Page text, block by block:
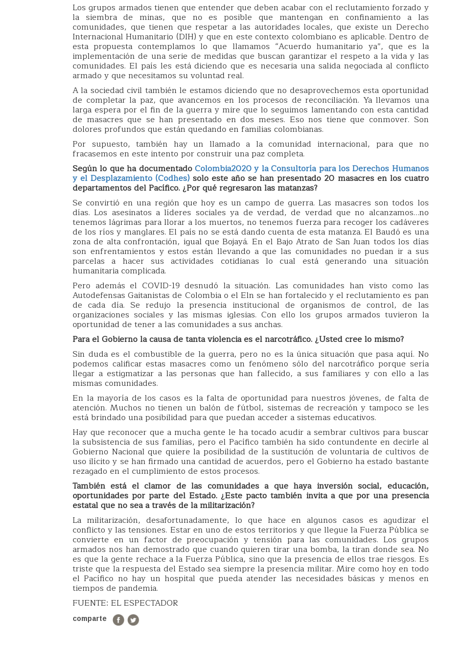
Los grupos armados tienen que entender que deben acabar con el reclutamiento forzado y
la siembra de minas, que no es posible que mantengan en confinamiento a las
comunidades, que tienen que respetar a las autoridades locales, que existe un Derecho
Internacional Humanitario (DIH) y que en este contexto colombiano es aplicable. Dentro de
esta propuesta contemplamos lo que llamamos “Acuerdo humanitario ya”, que es la
implementación de una serie de medidas que buscan garantizar el respeto a la vida y las
comunidades. El país les está diciendo que es necesaria una salida negociada al conflicto
armado y que necesitamos su voluntad real.
A la sociedad civil también le estamos diciendo que no desaprovechemos esta oportunidad
de completar la paz, que avancemos en los procesos de reconciliación. Ya llevamos una
larga espera por el fin de la guerra y mire que lo seguimos lamentando con esta cantidad
de masacres que se han presentado en dos meses. Eso nos tiene que conmover. Son
dolores profundos que están quedando en familias colombianas.
Por supuesto, también hay un llamado a la comunidad internacional, para que no
fracasemos en este intento por construir una paz completa.
Según lo que ha documentadoColombia2020 y la Consultoría para los Derechos Humanos
y el Desplazamiento (Codhes)solo este año se han presentado 20 masacres en los cuatro
departamentos del Pacífico. ¿Por qué regresaron las matanzas?
Se convirtió en una región que hoy es un campo de guerra. Las masacres son todos los
días. Los asesinatos a líderes sociales ya de verdad, de verdad que no alcanzamos…no
tenemos lágrimas para llorar a los muertos, no tenemos fuerza para recoger los cadáveres
de los ríos y manglares. El país no se está dando cuenta de esta matanza. El Baudó es una
zona de alta confrontación, igual que Bojayá. En el Bajo Atrato de San Juan todos los días
son enfrentamientos y estos están llevando a que las comunidades no puedan ir a sus
parcelas a hacer sus actividades cotidianas lo cual está generando una situación
humanitaria complicada.
Pero además el COVID-19 desnudó la situación. Las comunidades han visto como las
Autodefensas Gaitanistas de Colombia o el Eln se han fortalecido y el reclutamiento es pan
de cada día. Se redujo la presencia institucional de organismos de control, de las
organizaciones sociales y las mismas iglesias. Con ello los grupos armados tuvieron la
oportunidad de tener a las comunidades a sus anchas.
Para el Gobierno la causa de tanta violencia es el narcotráfico. ¿Usted cree lo mismo?
Sin duda es el combustible de la guerra, pero no es la única situación que pasa aquí. No
podemos calificar estas masacres como un fenómeno sólo del narcotráfico porque sería
llegar a estigmatizar a las personas que han fallecido, a sus familiares y con ello a las
mismas comunidades.
En la mayoría de los casos es la falta de oportunidad para nuestros jóvenes, de falta de
atención. Muchos no tienen un balón de fútbol, sistemas de recreación y tampoco se les
está brindado una posibilidad para que puedan acceder a sistemas educativos.
Hay que reconocer que a mucha gente le ha tocado acudir a sembrar cultivos para buscar
la subsistencia de sus familias, pero el Pacífico también ha sido contundente en decirle al
Gobierno Nacional que quiere la posibilidad de la sustitución de voluntaria de cultivos de
uso ilícito y se han firmado una cantidad de acuerdos, pero el Gobierno ha estado bastante
rezagado en el cumplimiento de estos procesos.
También está el clamor de las comunidades a que haya inversión social, educación,
oportunidades por parte del Estado. ¿Este pacto también invita a que por una presencia
estatal que no sea a través de la militarización?
La militarización, desafortunadamente, lo que hace en algunos casos es agudizar el
conflicto y las tensiones. Estar en uno de estos territorios y que llegue la Fuerza Pública se
convierte en un factor de preocupación y tensión para las comunidades. Los grupos
armados nos han demostrado que cuando quieren tirar una bomba, la tiran donde sea. No
es que la gente rechace a la Fuerza Pública, sino que la presencia de ellos trae riesgos. Es
triste que la respuesta del Estado sea siempre la presencia militar. Mire como hoy en todo
el Pacífico no hay un hospital que pueda atender las necesidades básicas y menos en
tiempos de pandemia.
FUENTE: EL ESPECTADOR
comparte